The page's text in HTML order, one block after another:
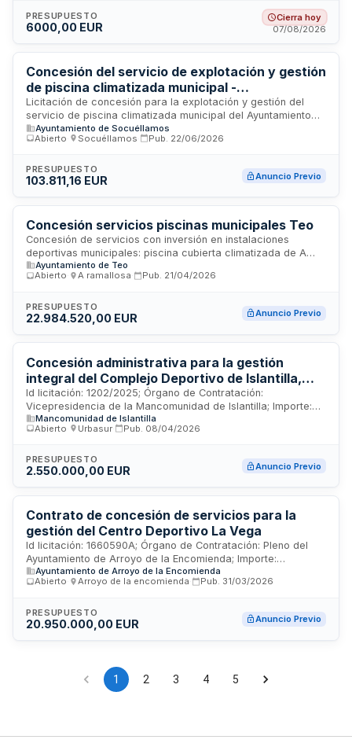
de usuarios, mantenimiento preventivo y correctivo de la
infraestructura, así como cumplimiento de obligaciones
concesionario debe garantizar continuidad del servicio,
responsabilidad civil, formación del personal y adhesión a
normativa de turismo activo.
PRESUPUESTO
6000,00 EUR
Cierra hoy
07/08/2026
Concesión del servicio de explotación y gestión
de piscina climatizada municipal -
Ayuntamiento de Socuéllamos
Licitación de concesión para la explotación y gestión del
servicio de piscina climatizada municipal del Ayuntamiento
de Socuéllamos. El contrato engloba la operación,
mantenimiento y administración de las instalaciones
personal necesario, conservación de equipos, servicios
complementarios y atención al público. Se trata de un
local, con una duración determinada y una remuneración
basada en el modelo de concesión administrativa.
Ayuntamiento de Socuéllamos
Abierto
Socuéllamos Pub. 22/06/2026
PRESUPUESTO
103.811,16 EUR Anuncio Previo
Concesión servicios piscinas municipales Teo
Concesión de servicios con inversión en instalaciones
deportivas municipales: piscina cubierta climatizada de A
Ramallosa y piscinas de verano de Insua y Os Tilos en Teo
(A Coruña).
Ayuntamiento de Teo
Abierto
A ramallosa Pub. 21/04/2026
PRESUPUESTO
22.984.520,00 EUR Anuncio Previo
Concesión administrativa para la gestión
integral del Complejo Deportivo de Islantilla,
ubicado en la UEE-4 del Plan Parcial nº 2,
incluyendo la previa ejecución de las obras de
reforma y adecuación necesarias para su
Id licitación: 1202/2025; Órgano de Contratación:
Vicepresidencia de la Mancomunidad de Islantilla; Importe:
2550000 EUR; Estado: PRE
Mancomunidad de Islantilla
Abierto
Urbasur Pub. 08/04/2026
PRESUPUESTO
2.550.000,00 EUR Anuncio Previo
Contrato de concesión de servicios para la
gestión del Centro Deportivo La Vega
Id licitación: 1660590A; Órgano de Contratación: Pleno del
Ayuntamiento de Arroyo de la Encomienda; Importe:
17530000 EUR; Estado: PRE
Ayuntamiento de Arroyo de la Encomienda
Abierto
Arroyo de la encomienda Pub. 31/03/2026
PRESUPUESTO
20.950.000,00 EUR Anuncio Previo
1 2 3 4 5